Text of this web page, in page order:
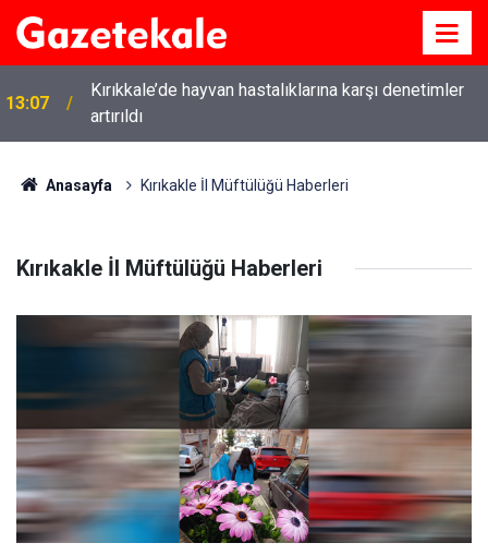
13:07
Kırıkkale’de hayvan hastalıklarına karşı denetimler
artırıldı
Anasayfa Kırıkakle İl Müftülüğü Haberleri
Kırıkakle İl Müftülüğü Haberleri